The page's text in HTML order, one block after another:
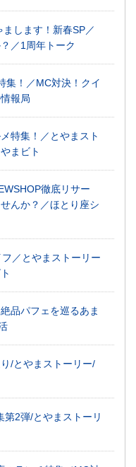
します！新春SP／
／1周年トーク
！／MC対決！クイ
報局
特集！／とやまスト
まビト
徹底リサー
んか？／ほとり座シ
／とやまストーリー
品パフェを巡るあま
/とやまストーリー/
2弾/とやまストーリ